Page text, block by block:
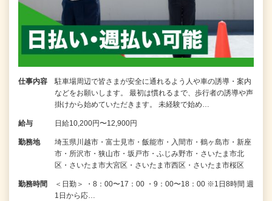
仕事内容
駐車場周辺で皆さまが安全に通れるよう人や車の誘導・案内
などをお願いします。 最初は慣れるまで、歩行者の誘導や声
掛けから始めていただきます。 未経験で始め…
給与 日給10,200円〜12,900円
勤務地
埼玉県川越市・富士見市・飯能市・入間市・鶴ヶ島市・新座
市・所沢市・狭山市・坂戸市・ふじみ野市・さいたま市北
区・さいたま市大宮区・さいたま市西区・さいたま市桜区
勤務時間
＜日勤＞ ・8：00〜17：00 ・9：00〜18：00 ※1日8時間 週
1日から応…